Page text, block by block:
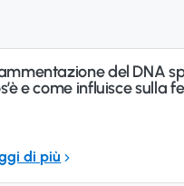
del DNA
e come influisce sulla
di più